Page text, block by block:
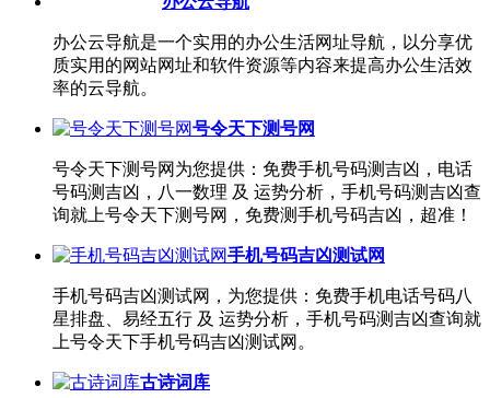
办公云导航是一个实用的办公生活网址导航，以分享优
质实用的网站网址和软件资源等内容来提高办公生活效
率的云导航。
号令天下测号网
号令天下测号网为您提供：免费手机号码测吉凶，电话
号码测吉凶，八一数理 及 运势分析，手机号码测吉凶查
询就上号令天下测号网，免费测手机号码吉凶，超准！
手机号码吉凶测试网
手机号码吉凶测试网，为您提供：免费手机电话号码八
星排盘、易经五行 及 运势分析，手机号码测吉凶查询就
上号令天下手机号码吉凶测试网。
古诗词库